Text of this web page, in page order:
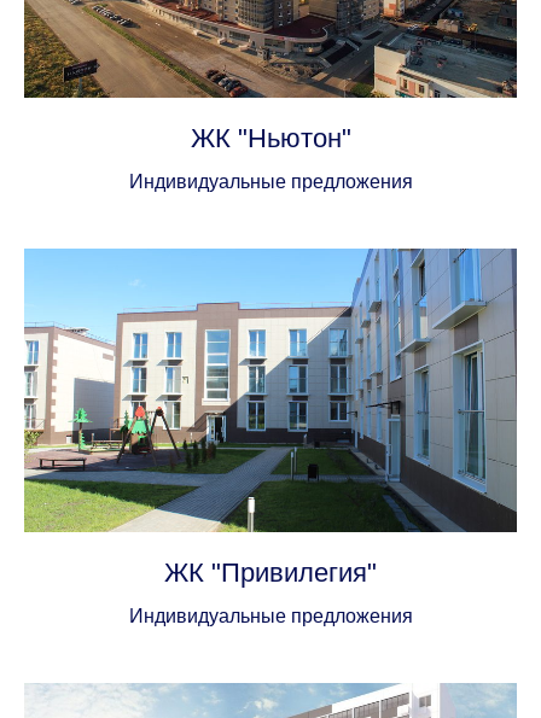
ЖК "Ньютон"
Индивидуальные предложения
ЖК "Привилегия"
Индивидуальные предложения